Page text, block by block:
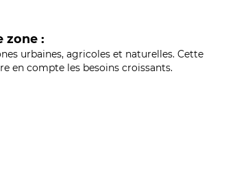
zone :
urbaines, agricoles et naturelles. Cette
en compte les besoins croissants.